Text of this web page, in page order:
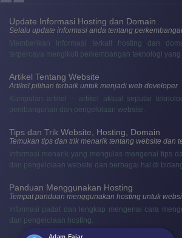
Update Informasi Hosting dan Domain
Selalu update informasi anda tentang
Memberikan informasi terkait hosting dan
terpercaya mengikuti perkembangan teknologi yang
Artikel Tentang Website
Artikel pilihan terbaik untuk menjadi web developer
Kumpulan artikel – artikel aktual seputar
pembangunan dan pengelolaan website.
Tips dan Trik Website, Hosting, Domain
Temukan tips dan trik menarik tentang website dan
Informasi menarik yang mengulas mengenai tips
dan pengelolaan website dan berbagai hal di
Panduan Menggunakan Hosting
Tempat panduan menggunakan hosting untuk
Informasi padat dan lengkap mengenai cara
dan pengelolaan hosting.